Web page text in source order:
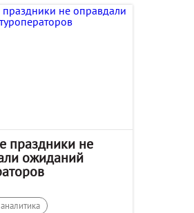
праздники не
ожиданий